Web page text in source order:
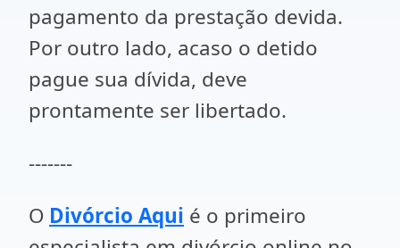
pagamento da prestação devida.
Por outro lado, acaso o detido
pague sua dívida, deve
prontamente ser libertado.
-------
O Divórcio Aqui é o primeiro